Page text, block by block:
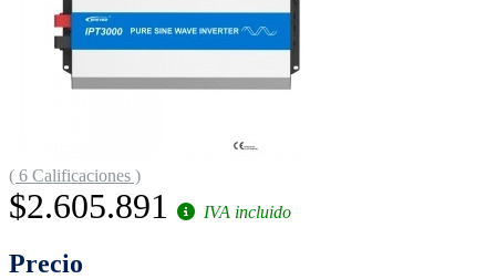
( 6 Calificaciones )
$2.605.891 IVA incluido
Precio